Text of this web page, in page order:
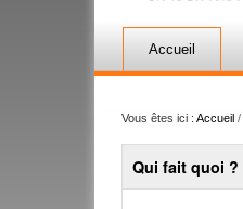
Accueil
Vous êtes ici : Accueil /
Qui fait quoi ?